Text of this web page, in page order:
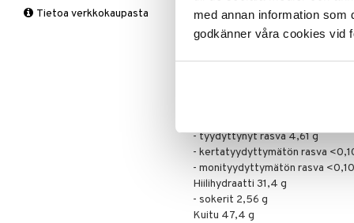
med annan information som
godkänner våra cookies vid
Pihatähtimö, irlanninsammal,
amerikanporssi, maissisilkkiuute,
- tyydyttynyt rasva 4,61 g
- kertatyydyttymätön rasva
- monityydyttymätön rasva
Hiilihydraatti 31,4 g
- sokerit 2,56 g
Kuitu 47,4 g
Multimineraalit
Suorituskyky
Tietoa verkkokaupasta